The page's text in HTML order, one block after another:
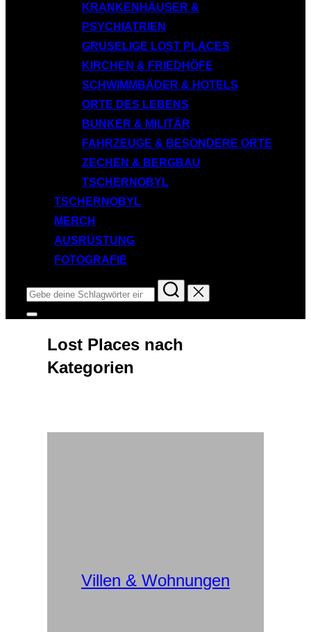
KRANKENHÄUSER &
PSYCHIATRIEN
GRUSELIGE LOST PLACES
KIRCHEN & FRIEDHÖFE
SCHWIMMBÄDER & HOTELS
ORTE DES LEBENS
BUNKER & MILITÄR
FAHRZEUGE & BESONDERE ORTE
ZECHEN & BERGBAU
TSCHERNOBYL
TSCHERNOBYL
MERCH
AUSRÜSTUNG
FOTOGRAFIE
Suchen
nach:
Seitenleiste
Navigation
umschalten
Lost Places nach
Kategorien
Villen & Wohnungen